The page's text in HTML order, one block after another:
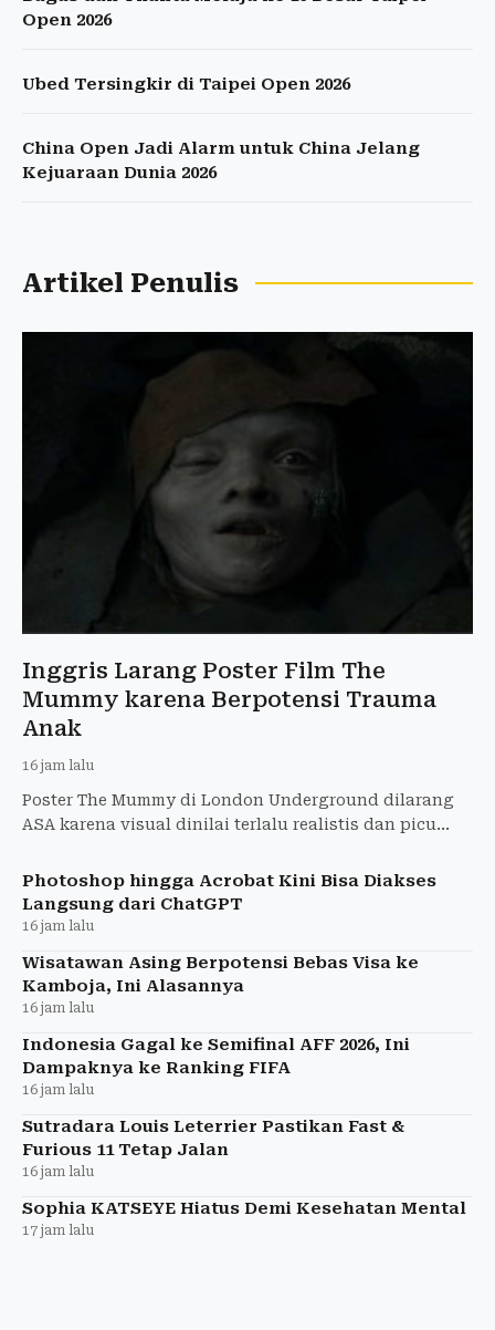
Open 2026
Ubed Tersingkir di Taipei Open 2026
China Open Jadi Alarm untuk China Jelang
Kejuaraan Dunia 2026
Artikel Penulis
Inggris Larang Poster Film The
Mummy karena Berpotensi Trauma
Anak
16 jam lalu
Poster The Mummy di London Underground dilarang
ASA karena visual dinilai terlalu realistis dan picu
tarik iklan
Photoshop hingga Acrobat Kini Bisa Diakses
Langsung dari ChatGPT
16 jam lalu
Wisatawan Asing Berpotensi Bebas Visa ke
Kamboja, Ini Alasannya
16 jam lalu
Indonesia Gagal ke Semifinal AFF 2026, Ini
Dampaknya ke Ranking FIFA
16 jam lalu
Sutradara Louis Leterrier Pastikan Fast &
Furious 11 Tetap Jalan
16 jam lalu
Sophia KATSEYE Hiatus Demi Kesehatan Mental
17 jam lalu